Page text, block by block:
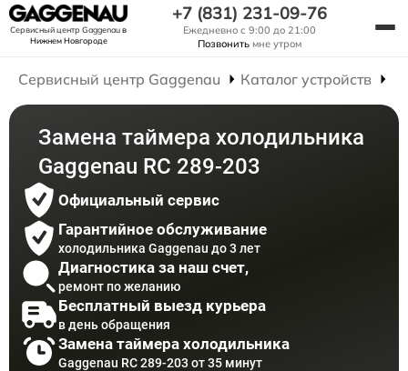
Сервисный центр Gaggenauв
Нижнем Новгороде
+7 (831) 231-09-76
Ежедневно с 9:00 до 21:00
Позвонить мне утром
Сервисный центр Gaggenau Каталог устройств
Замена таймера холодильника
Gaggenau RC 289-203
Официальный сервис
Гарантийное обслуживание
холодильника Gaggenau до 3 лет
Диагностика за наш счет,
ремонт по желанию
Бесплатный выезд курьера
в день обращения
Замена таймера холодильника
Gaggenau RC 289-203 от 35 минут